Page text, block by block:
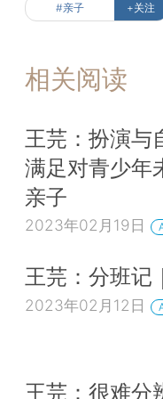
#亲子 +关注
相关阅读
王芫：扮演与
满足对青少年
亲子
2023年02月19日
王芫：分班记
2023年02月12日
王芫：很难分